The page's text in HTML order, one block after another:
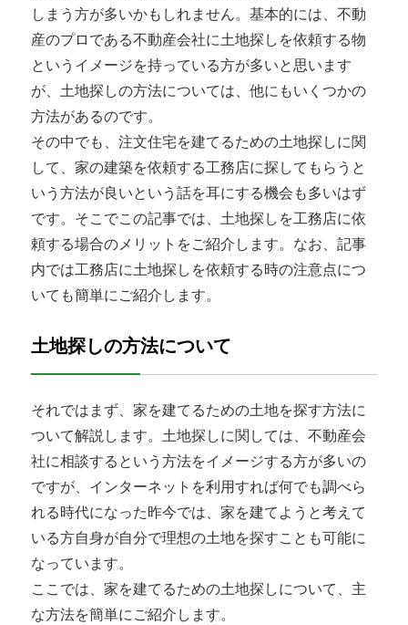
しまう方が多いかもしれません。基本的には、不動
産のプロである不動産会社に土地探しを依頼する物
というイメージを持っている方が多いと思います
が、土地探しの方法については、他にもいくつかの
方法があるのです。
その中でも、注文住宅を建てるための土地探しに関
して、家の建築を依頼する工務店に探してもらうと
いう方法が良いという話を耳にする機会も多いはず
です。そこでこの記事では、土地探しを工務店に依
頼する場合のメリットをご紹介します。なお、記事
内では工務店に土地探しを依頼する時の注意点につ
いても簡単にご紹介します。
土地探しの方法について
それではまず、家を建てるための土地を探す方法に
ついて解説します。土地探しに関しては、不動産会
社に相談するという方法をイメージする方が多いの
ですが、インターネットを利用すれば何でも調べら
れる時代になった昨今では、家を建てようと考えて
いる方自身が自分で理想の土地を探すことも可能に
なっています。
ここでは、家を建てるための土地探しについて、主
な方法を簡単にご紹介します。